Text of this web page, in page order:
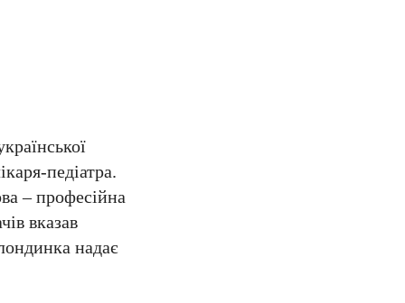
педіатра.
– професійна
вказав
надає